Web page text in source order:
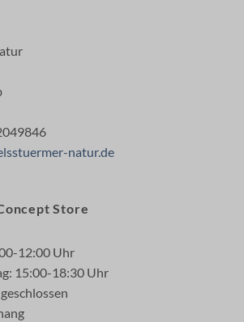
natur.de
Store
12:00 Uhr
15:00-18:30 Uhr